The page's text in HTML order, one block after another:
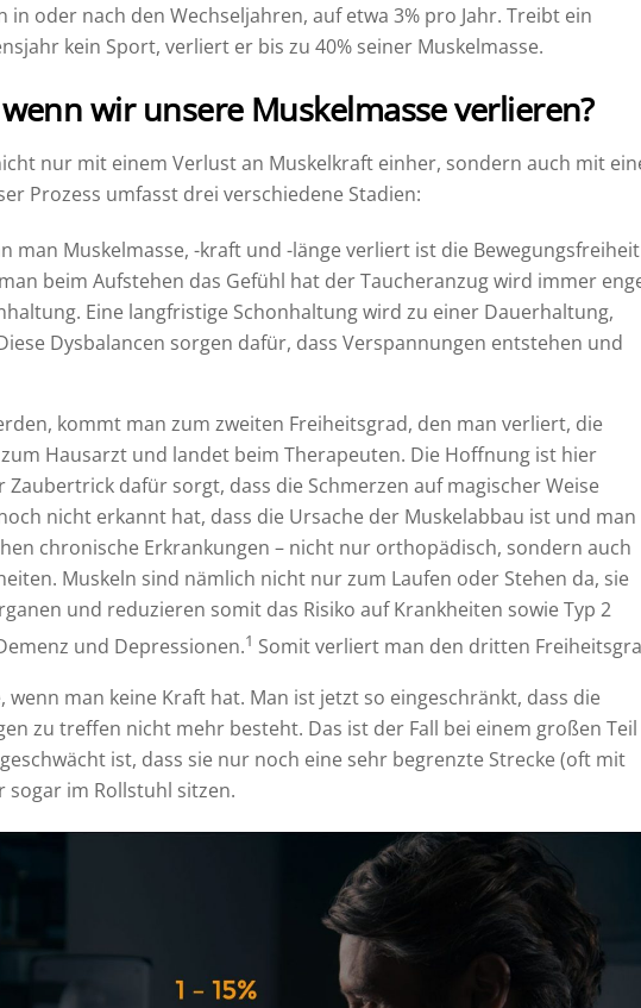
in oder nach den Wechseljahren, auf etwa 3% pro Jahr. Treibt ein
kein Sport, verliert er bis zu 40% seiner Muskelmasse.
wir unsere Muskelmasse verlieren?
nur mit einem Verlust an Muskelkraft einher, sondern auch mit
Prozess umfasst drei verschiedene Stadien:
man Muskelmasse, -kraft und -länge verliert ist die
beim Aufstehen das Gefühl hat der Taucheranzug wird immer
Eine langfristige Schonhaltung wird zu einer Dauerhaltung,
Dysbalancen sorgen dafür, dass Verspannungen entstehen und
kommt man zum zweiten Freiheitsgrad, den man verliert, die
Hausarzt und landet beim Therapeuten. Die Hoffnung ist hier
dafür sorgt, dass die Schmerzen auf magischer Weise
nicht erkannt hat, dass die Ursache der Muskelabbau ist und man
chronische Erkrankungen – nicht nur orthopädisch, sondern auch
Muskeln sind nämlich nicht nur zum Laufen oder Stehen da, sie
und reduzieren somit das Risiko auf Krankheiten sowie Typ 2
und Depressionen.1 Somit verliert man den dritten
wenn man keine Kraft hat. Man ist jetzt so eingeschränkt, dass die
zu treffen nicht mehr besteht. Das ist der Fall bei einem großen Teil
ist, dass sie nur noch eine sehr begrenzte Strecke (oft mit
im Rollstuhl sitzen.